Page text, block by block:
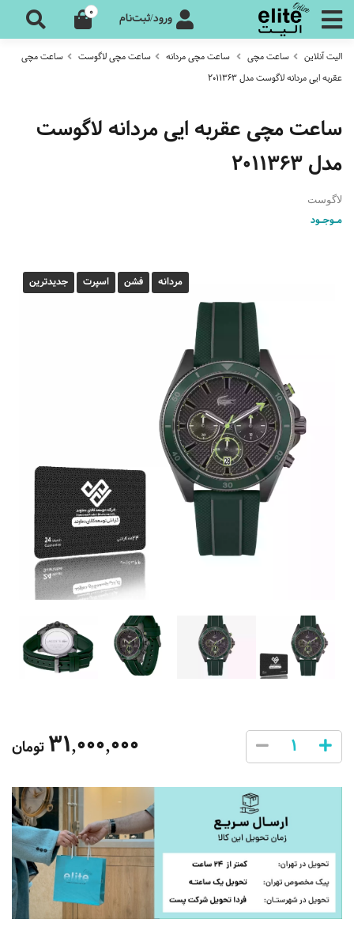
ورود/ثبت‌نام 0
الیت آنلاین ساعت مچی ساعت مچی مردانه ساعت مچی لاگوست
ساعت مچی
عقربه ایی مردانه لاگوست مدل 2011363
ساعت مچی عقربه ایی مردانه لاگوست
مدل 2011363
لاگوست
مـوجـود
مردانه فشن اسپرت جدیدترین
31,000,000تومان